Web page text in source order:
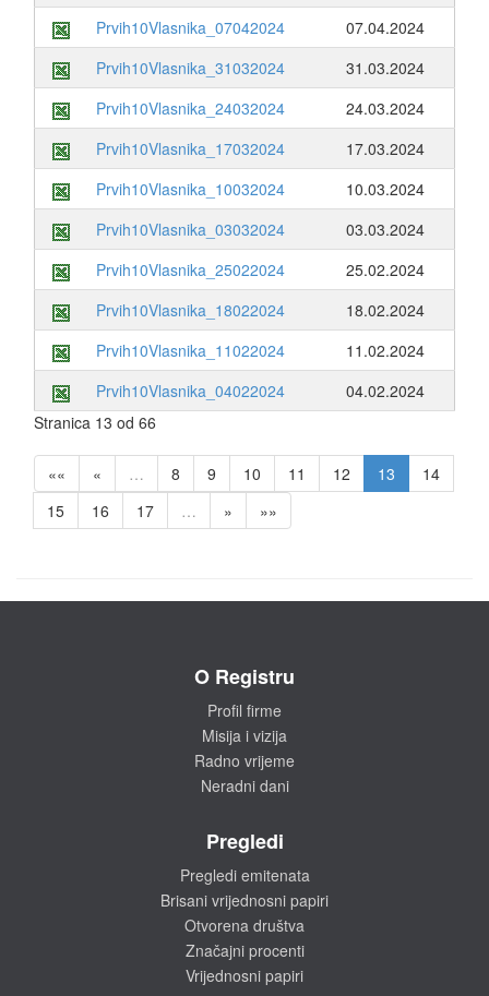
Prvih10Vlasnika_07042024
07.04.2024
Prvih10Vlasnika_31032024
31.03.2024
Prvih10Vlasnika_24032024
24.03.2024
Prvih10Vlasnika_17032024
17.03.2024
Prvih10Vlasnika_10032024
10.03.2024
Prvih10Vlasnika_03032024
03.03.2024
Prvih10Vlasnika_25022024
25.02.2024
Prvih10Vlasnika_18022024
18.02.2024
Prvih10Vlasnika_11022024
11.02.2024
Prvih10Vlasnika_04022024
04.02.2024
Stranica 13 od 66
«« « … 8 9 10 11 12 13
14
15
16 17 … » »»
O Registru
Profil firme
Misija i vizija
Radno vrijeme
Neradni dani
Pregledi
Pregledi emitenata
Brisani vrijednosni papiri
Otvorena društva
Značajni procenti
Vrijednosni papiri